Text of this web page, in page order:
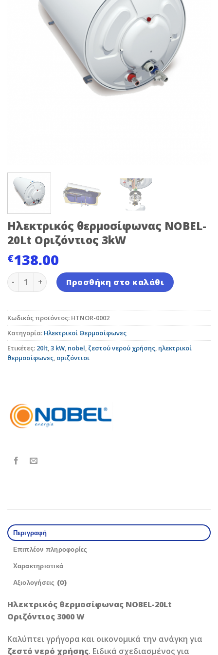
Ηλεκτρικός θερμοσίφωνας NOBEL-
20Lt Οριζόντιος 3kW
€138.00
Ηλεκτρικός θερμοσίφωνας NOBEL-20Lt Οριζόντιος
Προσθήκη στο καλάθι
Κωδικός προϊόντος: HTNOR-0002
Κατηγορία: Ηλεκτρικοί Θερμοσίφωνες
Ετικέτες: 20lt,3 kW, nobel, ζεστού νερού χρήσης, ηλεκτρικοί
θερμοσίφωνες, οριζόντιοι
Περιγραφή
Επιπλέον πληροφορίες
Χαρακτηριστικά
Αξιολογήσεις (0)
Ηλεκτρικός θερμοσίφωνας NOBEL-20Lt
Οριζόντιος 3000 W
Καλύπτει γρήγορα και οικονομικά την ανάγκη για
ζεστό νερό χρήσης. Ειδικά σχεδιασμένος για